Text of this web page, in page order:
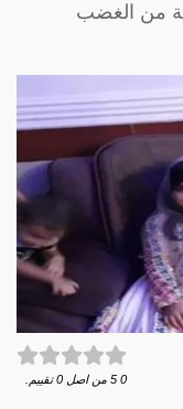
من الغضب
0
5 من اصل 0 تقييم.